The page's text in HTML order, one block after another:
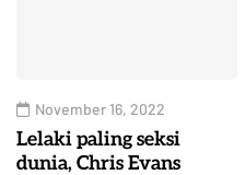
November 16, 2022
Lelaki paling seksi
dunia, Chris Evans